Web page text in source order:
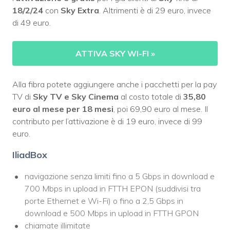
18/2/24 con Sky Extra . Altrimenti è di 29 euro, invece
di 49 euro.
ATTIVA SKY WI-FI »
Alla fibra potete aggiungere anche i pacchetti per la pay
TV di Sky TV e Sky Cinema al costo totale di 35,80
euro al mese per 18 mesi , poi 69,90 euro al mese. Il
contributo per l’attivazione è di 19 euro, invece di 99
euro.
IliadBox
navigazione senza limiti fino a 5 Gbps in download e
700 Mbps in upload in FTTH EPON (suddivisi tra
porte Ethernet e Wi-Fi) o fino a 2,5 Gbps in
download e 500 Mbps in upload in FTTH GPON
chiamate illimitate